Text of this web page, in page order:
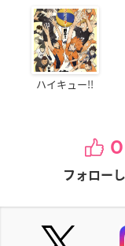
ハイキュー!!
フォロー